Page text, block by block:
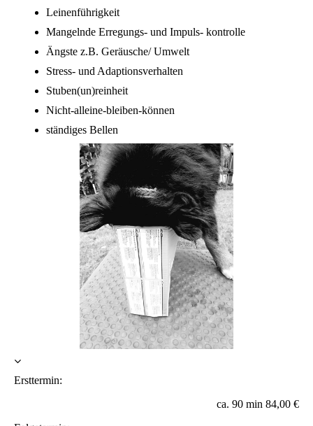
Leinenführigkeit
Mangelnde Erregungs- und Impuls- kontrolle
Ängste z.B. Geräusche/ Umwelt
Stress- und Adaptionsverhalten
Stuben(un)reinheit
Nicht-alleine-bleiben-können
ständiges Bellen
Ersttermin:
ca. 90 min 84,00 €